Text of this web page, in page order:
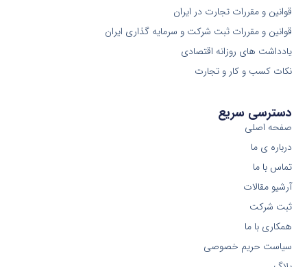
دسترسی سریع
صفحه اصلی
درباره ی ما
تماس با ما
آرشیو مقالات
ثبت شرکت
همکاری با ما
سیاست حریم خصوصی
قوانین و مقررات تجارت در ایران
قوانین و مقررات ثبت شرکت و سرمایه گذاری ایران
یادداشت های روزانه اقتصادی
نکات کسب و کار و تجارت